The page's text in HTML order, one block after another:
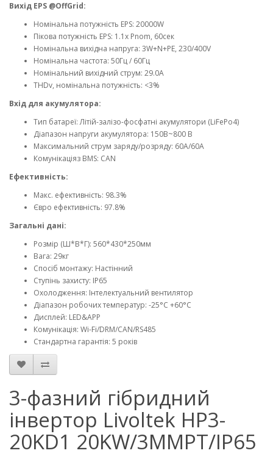
Вихід EPS @OffGrid:
Номінальна потужність EPS: 20000W
Пікова потужність EPS: 1.1x Pnom, 60сек
Номінальна вихідна напруга: 3W+N+PE, 230/400V
Номінальна частота: 50Гц / 60Гц
Номінальний вихідний струм: 29.0A
THDv, номінальна потужність: <3%
Вхід для акумулятора:
Тип батареї: Літій-залізо-фосфатні акумулятори (LiFePo4)
Діапазон напруги акумулятора: 150В~800 В
Максимальний струм заряду/розряду: 60А/60А
Комунікаціяз BMS: CAN
Ефективність:
Макс. ефективність: 98.3%
Євро ефективність: 97.8%
Загальні дані:
Розмір (Ш*В*Г): 560*430*250мм
Вага: 29кг
Спосіб монтажу: Настінний
Ступінь захисту: IP65
Охолодження: Інтелектуальний вентилятор
Діапазон робочих температур: -25°C +60°C
Дисплей: LED&APP
Комунікація: Wi-Fi/DRM/CAN/RS485
Стандартна гарантія: 5 років
3-фазний гібридний
інвертор Livoltek HP3-
20KD1 20KW/3MMPT/IP65